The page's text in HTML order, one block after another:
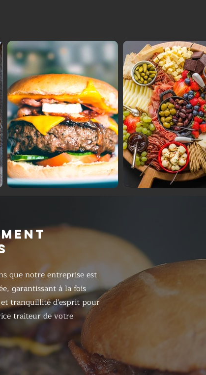
que notre entreprise est
garantissant à la fois
et tranquillité d'esprit pour
traiteur de votre